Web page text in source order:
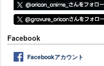
Facebook
Facebookアカウント